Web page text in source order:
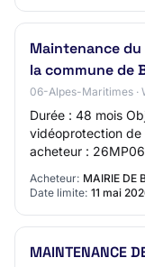
Maintenance
la commune de
06-Alpes-Maritimes ·
Durée : 48 mois
vidéoprotection de
acheteur :
Acheteur: MAIRIE DE
Date limite: 11 mai
MAINTENANCE